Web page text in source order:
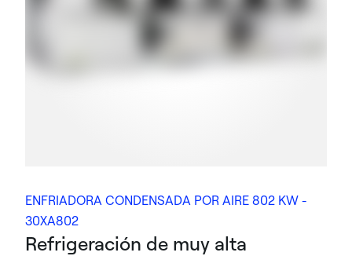
ENFRIADORA CONDENSADA POR AIRE 802 KW -
30XA802
Refrigeración de muy alta